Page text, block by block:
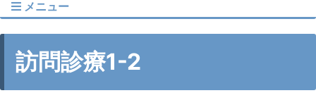
メニュー
訪問診療1-2